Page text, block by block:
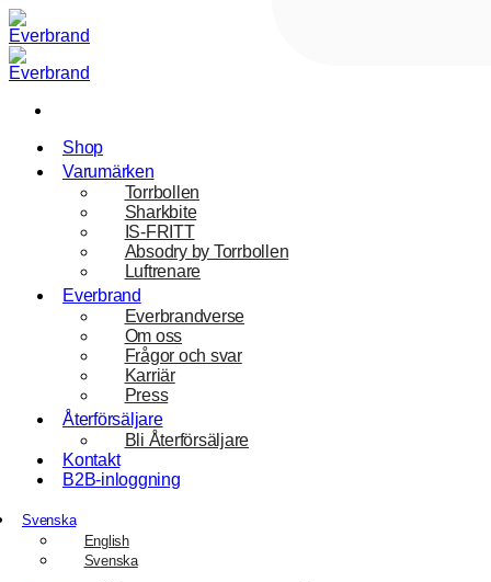
Skip
to
content
Shop
Varumärken
Torrbollen
Sharkbite
IS-FRITT
Absodry by Torrbollen
Luftrenare
Everbrand
Everbrandverse
Om oss
Frågor och svar
Karriär
Press
Återförsäljare
Bli Återförsäljare
Kontakt
B2B-inloggning
Svenska
English
Svenska